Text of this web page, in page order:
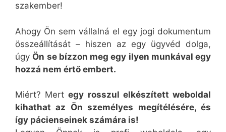
szakember!
Ahogy Ön sem vállalná el egy jogi dokumentum
összeállítását – hiszen az egy ügyvéd dolga,
úgy Ön se bízzon meg egy ilyen munkával egy
hozzá nem értő embert.
Miért? Mertegy rosszul elkészített weboldal
kihathat az Ön személyes megítélésére, és
így pácienseinek számára is!